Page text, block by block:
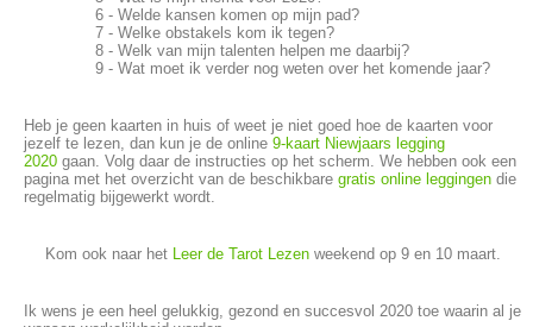
6 - Welde kansen komen op mijn pad?
7 - Welke obstakels kom ik tegen?
8 - Welk van mijn talenten helpen me daarbij?
9 - Wat moet ik verder nog weten over het komende jaar?
Heb je geen kaarten in huis of weet je niet goed hoe de kaarten voor
jezelf te lezen, dan kun je de online 9-kaart Niewjaars legging
2020 gaan. Volg daar de instructies op het scherm. We hebben ook een
pagina met het overzicht van de beschikbare gratis online leggingen die
regelmatig bijgewerkt wordt.
Kom ook naar het Leer de Tarot Lezenweekend op 9 en 10 maart.
Ik wens je een heel gelukkig, gezond en succesvol 2020 toe waarin al je